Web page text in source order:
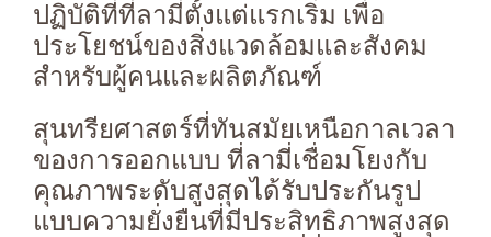
ปฏิบัติที่ที่ลามี่ตั้งแต่แรกเริ่ม เพื่อ
ประโยชน์ของสิ่งแวดล้อมและสังคม
สำหรับผู้คนและผลิตภัณฑ์
สุนทรียศาสตร์ที่ทันสมัยเหนือกาลเวลา
ของการออกแบบ ที่ลามี่เชื่อมโยงกับ
คุณภาพระดับสูงสุดได้รับประกันรูป
แบบความยั่งยืนที่มีประสิทธิภาพสูงสุด